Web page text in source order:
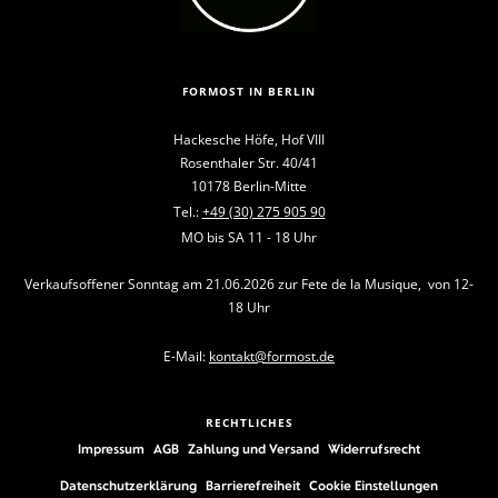
FORMOST IN BERLIN
Hackesche Höfe, Hof VIII
Rosenthaler Str. 40/41
10178 Berlin-Mitte
Tel.:+49 (30) 275 905 90
MO bis SA 11 - 18 Uhr
Verkaufsoffener Sonntag am 21.06.2026 zur Fete de la Musique, von 12-
18 Uhr
E-Mail: kontakt@formost.de
RECHTLICHES
Impressum AGB Zahlung und Versand Widerrufsrecht
Datenschutzerklärung Barrierefreiheit Cookie Einstellungen